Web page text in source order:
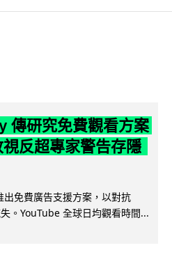
傳研究免費觀看方案
反超專家警告存隱
免費廣告支援方案，以對抗
。YouTube 全球日均觀看時間...